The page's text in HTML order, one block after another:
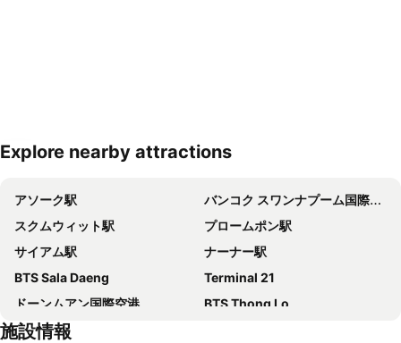
地図を拡大
Explore nearby attractions
アソーク駅
バンコク スワンナプーム国際空港
スクムウィット駅
プロームポン駅
サイアム駅
ナーナー駅
BTS Sala Daeng
Terminal 21
ドーンムアン国際空港
BTS Thong Lo
Khao San Road
施設情報